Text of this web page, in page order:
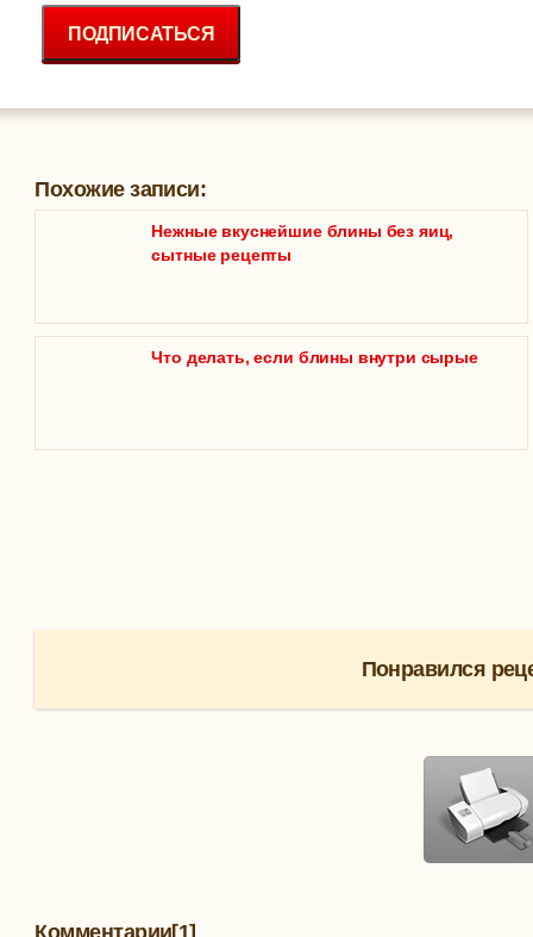
ПОДПИСАТЬСЯ
Похожие записи:
Нежные вкуснейшие блины без яиц,
сытные рецепты
Что делать, если блины внутри сырые
Понравился